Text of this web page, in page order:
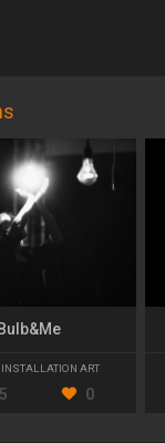
Bulb&Me
INSTALLATION ART
0